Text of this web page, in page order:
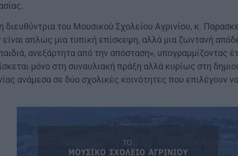
διευθύντρια του Μουσικού Σχολείου Αγρινίου, κ.
είναι απλώς μια τυπική επίσκεψη, αλλά μια ζωντανή
ανεξάρτητα από την απόσταση», υπογραμμίζοντας
μόνο στη συναυλιακή πράξη αλλά κυρίως στη
ανάμεσα σε δύο σχολικές κοινότητες που επιλέγουν